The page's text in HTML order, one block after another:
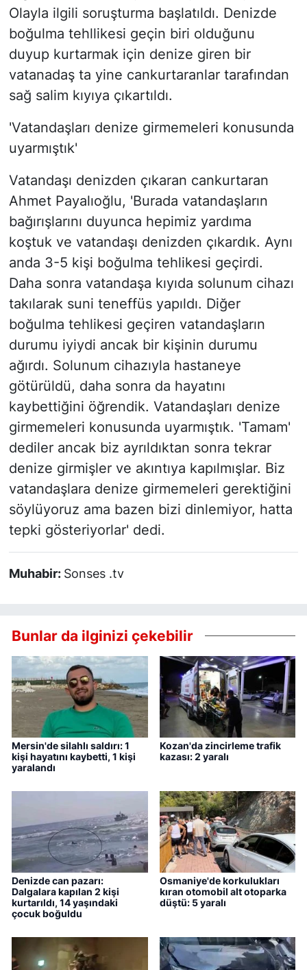
Olayla ilgili soruşturma başlatıldı. Denizde
boğulma tehllikesi geçin biri olduğunu
duyup kurtarmak için denize giren bir
vatanadaş ta yine cankurtaranlar tarafından
sağ salim kıyıya çıkartıldı.
'Vatandaşları denize girmemeleri konusunda
uyarmıştık'
Vatandaşı denizden çıkaran cankurtaran
Ahmet Payalıoğlu, 'Burada vatandaşların
bağırışlarını duyunca hepimiz yardıma
koştuk ve vatandaşı denizden çıkardık. Aynı
anda 3-5 kişi boğulma tehlikesi geçirdi.
Daha sonra vatandaşa kıyıda solunum cihazı
takılarak suni teneffüs yapıldı. Diğer
boğulma tehlikesi geçiren vatandaşların
durumu iyiydi ancak bir kişinin durumu
ağırdı. Solunum cihazıyla hastaneye
götürüldü, daha sonra da hayatını
kaybettiğini öğrendik. Vatandaşları denize
girmemeleri konusunda uyarmıştık. 'Tamam'
dediler ancak biz ayrıldıktan sonra tekrar
denize girmişler ve akıntıya kapılmışlar. Biz
vatandaşlara denize girmemeleri gerektiğini
söylüyoruz ama bazen bizi dinlemiyor, hatta
tepki gösteriyorlar' dedi.
Muhabir: Sonses .tv
Bunlar da ilginizi çekebilir
Mersin'de silahlı saldırı: 1
kişi hayatını kaybetti, 1 kişi
yaralandı
Kozan'da zincirleme trafik
kazası: 2 yaralı
Denizde can pazarı:
Dalgalara kapılan 2 kişi
kurtarıldı, 14 yaşındaki
çocuk boğuldu
Osmaniye'de korkulukları
kıran otomobil alt otoparka
düştü: 5 yaralı